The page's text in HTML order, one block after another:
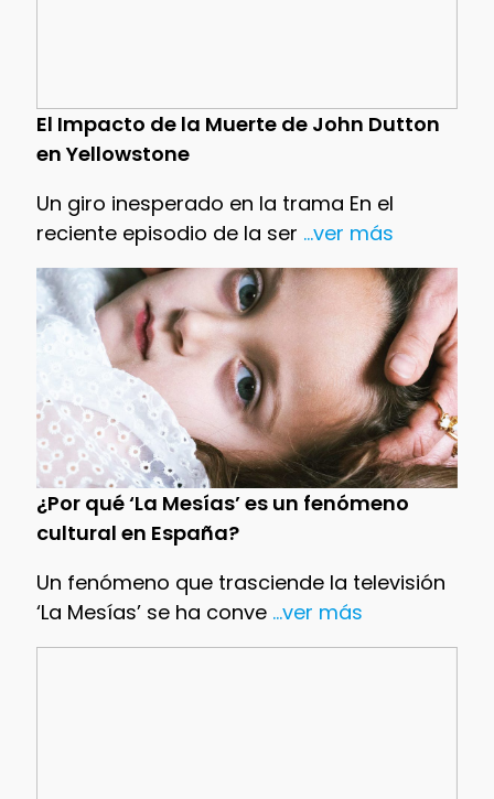
El Impacto de la Muerte de John Dutton
en Yellowstone
Un giro inesperado en la trama En el
reciente episodio de la ser ...ver más
¿Por qué ‘La Mesías’ es un fenómeno
cultural en España?
Un fenómeno que trasciende la televisión
‘La Mesías’ se ha conve...ver más